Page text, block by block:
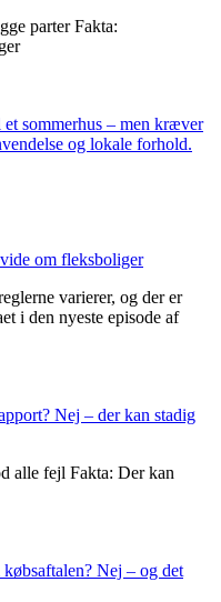
parter Fakta:
sommerhus – men kræver
og lokale forhold.
om fleksbo­liger
varierer, og der er
i den nyeste episode af
Nej – der kan stadig
alle fejl Fakta: Der kan
Nej – og det